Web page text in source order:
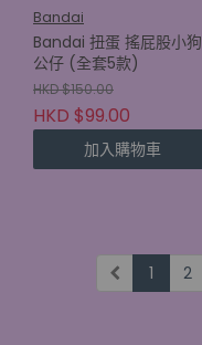
Bandai
Bandai 扭蛋 搖屁股小狗
公仔 (全套5款)
HKD $150.00
HKD $99.00
加入購物車
1 2